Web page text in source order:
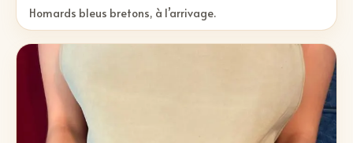
Homards bleus bretons, à l’arrivage.